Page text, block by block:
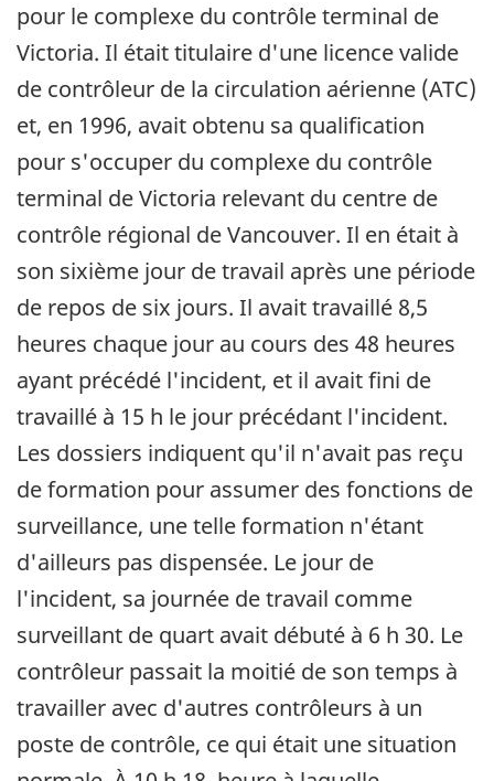
pour le complexe du contrôle terminal de
Victoria. Il était titulaire d'une licence valide
de contrôleur de la circulation aérienne (ATC)
et, en 1996, avait obtenu sa qualification
pour s'occuper du complexe du contrôle
terminal de Victoria relevant du centre de
contrôle régional de Vancouver. Il en était à
son sixième jour de travail après une période
de repos de six jours. Il avait travaillé 8,5
heures chaque jour au cours des 48 heures
ayant précédé l'incident, et il avait fini de
travaillé à 15 h le jour précédant l'incident.
Les dossiers indiquent qu'il n'avait pas reçu
de formation pour assumer des fonctions de
surveillance, une telle formation n'étant
d'ailleurs pas dispensée. Le jour de
l'incident, sa journée de travail comme
surveillant de quart avait débuté à 6 h 30. Le
contrôleur passait la moitié de son temps à
travailler avec d'autres contrôleurs à un
poste de contrôle, ce qui était une situation